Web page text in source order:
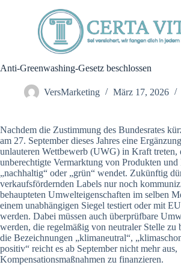
Anti-Greenwashing-Gesetz beschlossen
VersMarketing März 17, 2026
Nachdem die Zustimmung des Bundesrates
am 27. September dieses Jahres eine
unlauteren Wettbewerb (UWG) in Kraft treten,
unberechtigte Vermarktung von Produkten und
„nachhaltig“ oder „grün“ wendet. Zukünftig
verkaufsfördernden Labels nur noch
behaupteten Umwelteigenschaften im selben
einem unabhängigen Siegel testiert oder mit
werden. Dabei müssen auch überprüfbare
werden, die regelmäßig von neutraler Stelle zu
die Bezeichnungen „klimaneutral“,
positiv“ reicht es ab September nicht mehr aus,
Kompensationsmaßnahmen zu finanzieren.